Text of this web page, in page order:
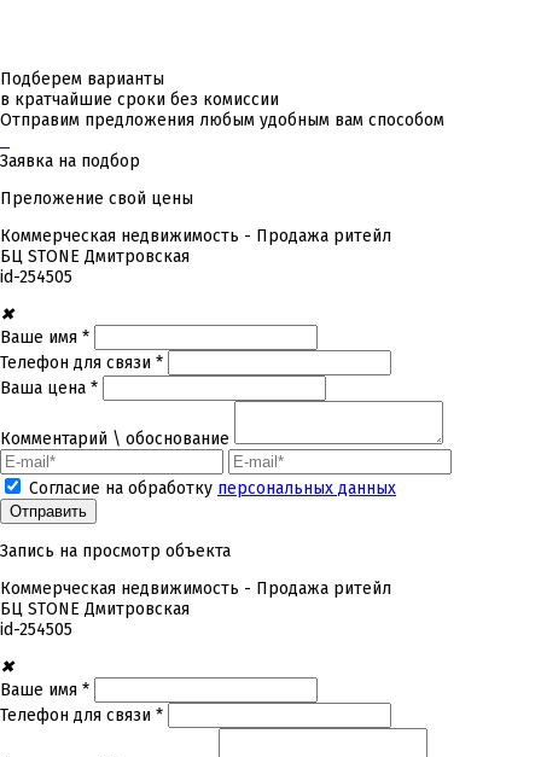
Подберем варианты
в кратчайшие сроки без комиссии
Отправим предложения любым удобным вам способом
Заявка на подбор
Преложение свой цены
Коммерческая недвижимость - Продажа ритейл
БЦ STONE Дмитровская
id-254505
✖
Ваше имя *
Телефон для связи *
Ваша цена *
Комментарий \ обоснование
Согласие на обработку персональных данных
Запись на просмотр объекта
Коммерческая недвижимость - Продажа ритейл
БЦ STONE Дмитровская
id-254505
✖
Ваше имя *
Телефон для связи *